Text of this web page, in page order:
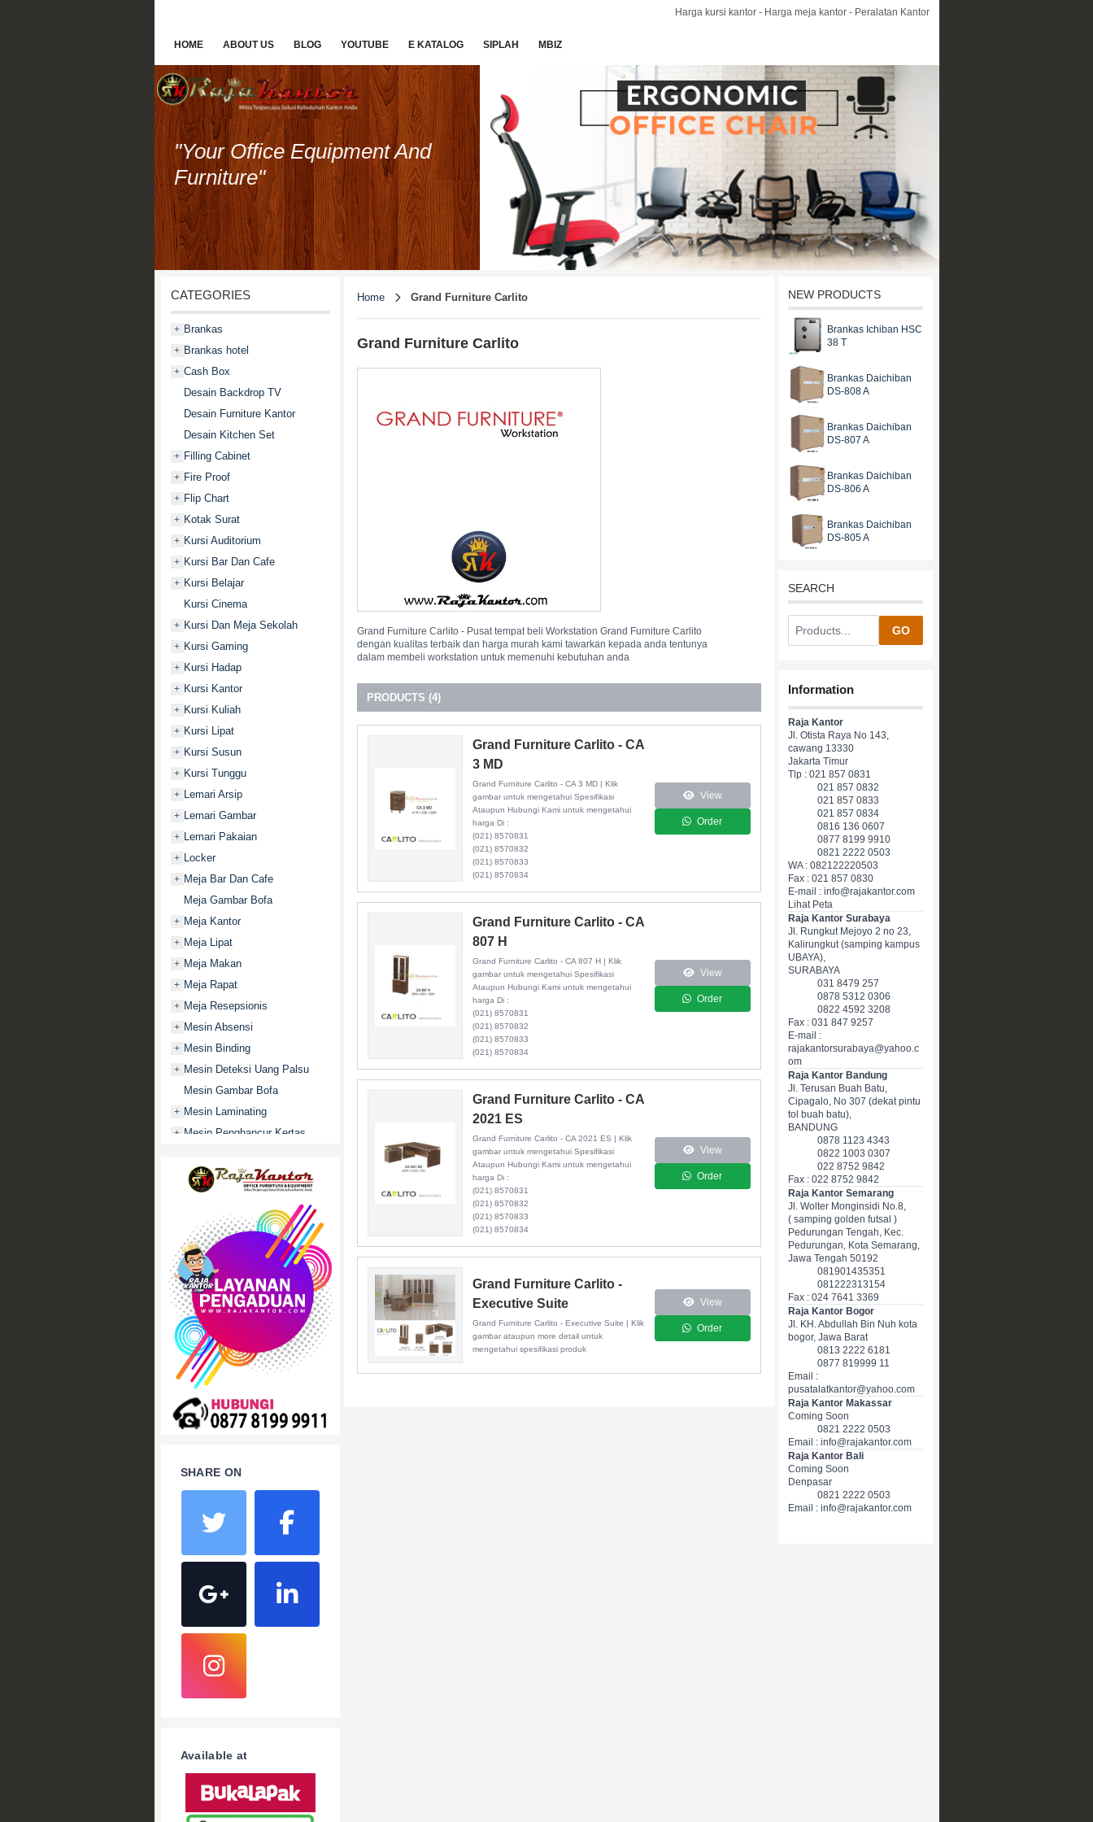
Harga kursi kantor - Harga meja kantor - Peralatan Kantor
HOME ABOUT US BLOG YOUTUBE E KATALOG SIPLAH MBIZ
"Your Office Equipment And
Furniture"
CATEGORIES
+ Brankas
+ Brankas hotel
+ Cash Box
Desain Backdrop TV
Desain Furniture Kantor
Desain Kitchen Set
+ Filling Cabinet
+ Fire Proof
+ Flip Chart
+ Kotak Surat
+ Kursi Auditorium
+ Kursi Bar Dan Cafe
+ Kursi Belajar
Kursi Cinema
+ Kursi Dan Meja Sekolah
+ Kursi Gaming
+ Kursi Hadap
+ Kursi Kantor
+ Kursi Kuliah
+ Kursi Lipat
+ Kursi Susun
+ Kursi Tunggu
+ Lemari Arsip
+ Lemari Gambar
+ Lemari Pakaian
+ Locker
+ Meja Bar Dan Cafe
Meja Gambar Bofa
+ Meja Kantor
+ Meja Lipat
+ Meja Makan
+ Meja Rapat
+ Meja Resepsionis
+ Mesin Absensi
+ Mesin Binding
+ Mesin Deteksi Uang Palsu
Mesin Gambar Bofa
+ Mesin Laminating
+ Mesin Penghancur Kertas
Mobile File / Roll O Pack
Movitex
Paper Cutter
Partisi Kantor
Promo
+ Rak Serbaguna
+ Ranjang Besi
+ Sofa Kantor
+ Springbed
White Board / Papan Tulis
SHARE ON
Available at
Home Grand Furniture Carlito
Grand Furniture Carlito
Grand Furniture Carlito - Pusat tempat beli Workstation Grand Furniture Carlito
dengan kualitas terbaik dan harga murah kami tawarkan kepada anda tentunya
dalam membeli workstation untuk memenuhi kebutuhan anda
PRODUCTS (4)
Grand Furniture Carlito - CA
3 MD
Grand Furniture Carlito - CA 3 MD | Klik
gambar untuk mengetahui Spesifikasi
Ataupun Hubungi Kami untuk mengetahui
harga Di :
(021) 8570831
(021) 8570832
(021) 8570833
(021) 8570834
View
Order
Grand Furniture Carlito - CA
807 H
Grand Furniture Carlito - CA 807 H | Klik
gambar untuk mengetahui Spesifikasi
Ataupun Hubungi Kami untuk mengetahui
harga Di :
(021) 8570831
(021) 8570832
(021) 8570833
(021) 8570834
View
Order
Grand Furniture Carlito - CA
2021 ES
Grand Furniture Carlito - CA 2021 ES | Klik
gambar untuk mengetahui Spesifikasi
Ataupun Hubungi Kami untuk mengetahui
harga Di :
(021) 8570831
(021) 8570832
(021) 8570833
(021) 8570834
View
Order
Grand Furniture Carlito -
Executive Suite
Grand Furniture Carlito - Executive Suite | Klik
gambar ataupun more detail untuk
mengetahui spesifikasi produk
View
Order
NEW PRODUCTS
Brankas Ichiban HSC
38 T
Brankas Daichiban
DS-808 A
Brankas Daichiban
DS-807 A
Brankas Daichiban
DS-806 A
Brankas Daichiban
DS-805 A
SEARCH
GO
Information
Raja Kantor
Jl. Otista Raya No 143,
cawang 13330
Jakarta Timur
Tlp : 021 857 0831
021 857 0832
021 857 0833
021 857 0834
0816 136 0607
0877 8199 9910
0821 2222 0503
WA : 082122220503
Fax : 021 857 0830
E-mail : info@rajakantor.com
Lihat Peta
Raja Kantor Surabaya
Jl. Rungkut Mejoyo 2 no 23,
Kalirungkut (samping kampus
UBAYA),
SURABAYA
031 8479 257
0878 5312 0306
0822 4592 3208
Fax : 031 847 9257
E-mail :
rajakantorsurabaya@yahoo.c
om
Raja Kantor Bandung
Jl. Terusan Buah Batu,
Cipagalo, No 307 (dekat pintu
tol buah batu),
BANDUNG
0878 1123 4343
0822 1003 0307
022 8752 9842
Fax : 022 8752 9842
Raja Kantor Semarang
Jl. Wolter Monginsidi No.8,
( samping golden futsal )
Pedurungan Tengah, Kec.
Pedurungan, Kota Semarang,
Jawa Tengah 50192
081901435351
081222313154
Fax : 024 7641 3369
Raja Kantor Bogor
Jl. KH. Abdullah Bin Nuh kota
bogor, Jawa Barat
0813 2222 6181
0877 819999 11
Email :
pusatalatkantor@yahoo.com
Raja Kantor Makassar
Coming Soon
0821 2222 0503
Email : info@rajakantor.com
Raja Kantor Bali
Coming Soon
Denpasar
0821 2222 0503
Email : info@rajakantor.com